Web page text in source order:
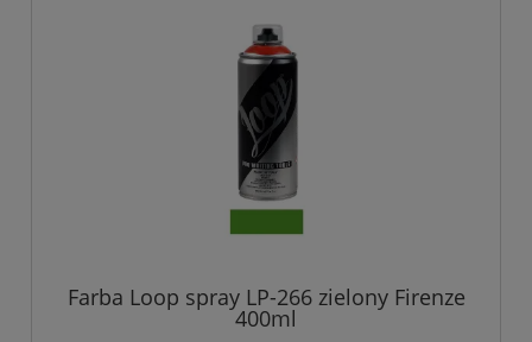
Farba Loop spray LP-266 zielony Firenze
400ml